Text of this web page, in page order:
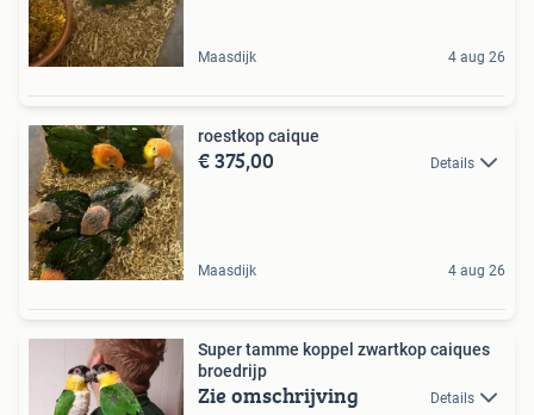
Maasdijk 4 aug 26
roestkop caique
€ 375,00 Details
Maasdijk 4 aug 26
Super tamme koppel zwartkop caiques
broedrijp
Zie omschrijving Details